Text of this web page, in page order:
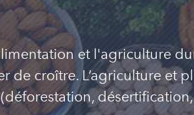
et l'agriculture
de croître. L’agriculture et